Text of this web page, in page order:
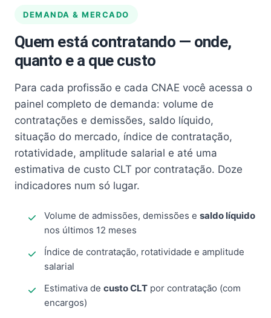
DEMANDA & MERCADO
Quem está contratando — onde,
quanto e a que custo
Para cada profissão e cada CNAE você acessa o
painel completo de demanda: volume de
contratações e demissões, saldo líquido,
situação do mercado, índice de contratação,
rotatividade, amplitude salarial e até uma
estimativa de custo CLT por contratação. Doze
indicadores num só lugar.
Volume de admissões, demissões e saldo líquido
nos últimos 12 meses
Índice de contratação, rotatividade e amplitude
salarial
Estimativa de custo CLT por contratação (com
encargos)